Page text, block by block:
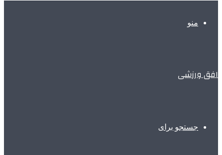
منو
افق ورزشی
جستجو برای